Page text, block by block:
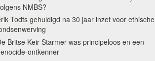
NMBS?
Todts gehuldigd na 30 jaar inzet voor ethische
Britse Keir Starmer was principeloos en een
ontkenner